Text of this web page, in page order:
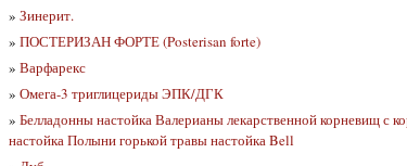
» Зинерит.
» ПОСТЕРИЗАН ФОРТЕ (Posterisan forte)
» Варфарекс
» Омега-3 триглицериды ЭПК/ДГК
» Белладонны настойка Валерианы лекарственной корневищ с
настойка Полыни горькой травы настойка Bell